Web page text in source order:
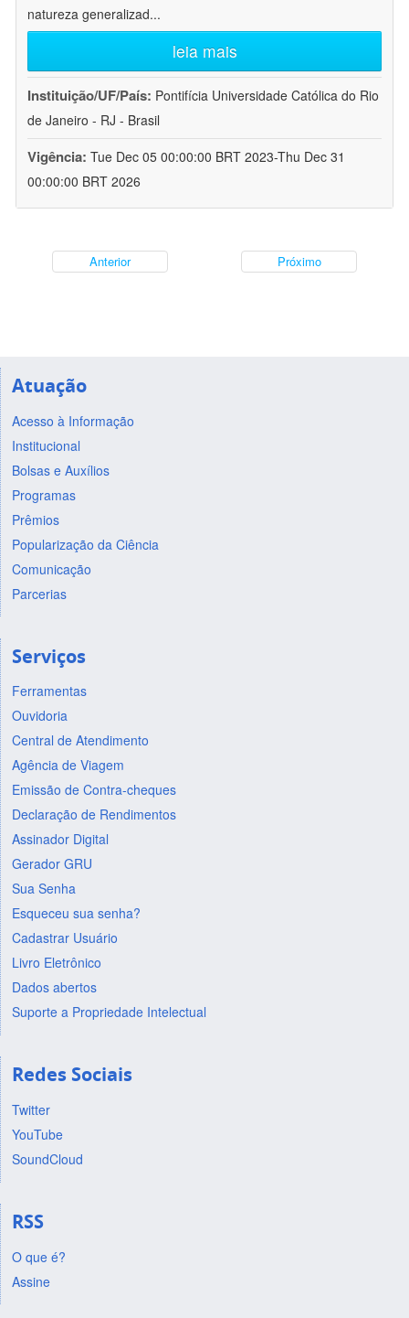
natureza generalizad...
leia mais
Instituição/UF/País: Pontifícia Universidade Católica do Rio
de Janeiro - RJ - Brasil
Vigência: Tue Dec 05 00:00:00 BRT 2023-Thu Dec 31
00:00:00 BRT 2026
Anterior Próximo
Atuação
Acesso à Informação
Institucional
Bolsas e Auxílios
Programas
Prêmios
Popularização da Ciência
Comunicação
Parcerias
Serviços
Ferramentas
Ouvidoria
Central de Atendimento
Agência de Viagem
Emissão de Contra-cheques
Declaração de Rendimentos
Assinador Digital
Gerador GRU
Sua Senha
Esqueceu sua senha?
Cadastrar Usuário
Livro Eletrônico
Dados abertos
Suporte a Propriedade Intelectual
Redes Sociais
Twitter
YouTube
SoundCloud
RSS
O que é?
Assine